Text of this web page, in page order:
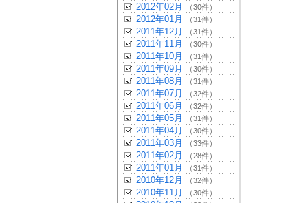
2012年02月 （30件）
2012年01月 （31件）
2011年12月 （31件）
2011年11月 （30件）
2011年10月 （31件）
2011年09月 （30件）
2011年08月 （31件）
2011年07月 （32件）
2011年06月 （32件）
2011年05月 （31件）
2011年04月 （30件）
2011年03月 （33件）
2011年02月 （28件）
2011年01月 （31件）
2010年12月 （32件）
2010年11月 （30件）